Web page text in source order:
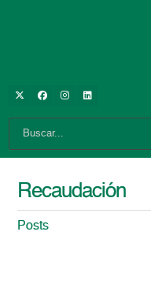
Recaudación
Posts